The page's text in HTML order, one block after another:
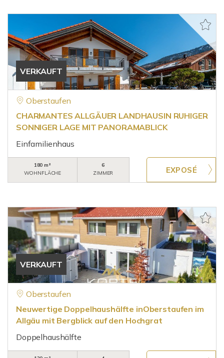
VERKAUFT
Oberstaufen
CHARMANTES ALLGÄUER LANDHAUSIN RUHIGER
SONNIGER LAGE MIT PANORAMABLICK
Einfamilienhaus
180 m²
WOHNFLÄCHE
6
ZIMMER
VERKAUFT
Oberstaufen
Neuwertige Doppelhaushälfte inOberstaufen im
Allgäu mit Bergblick auf den Hochgrat
Doppelhaushälfte